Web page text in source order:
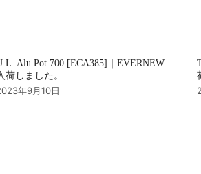
Alu.Pot 700 [ECA385]｜EVERNEW
荷しました。
年9月10日